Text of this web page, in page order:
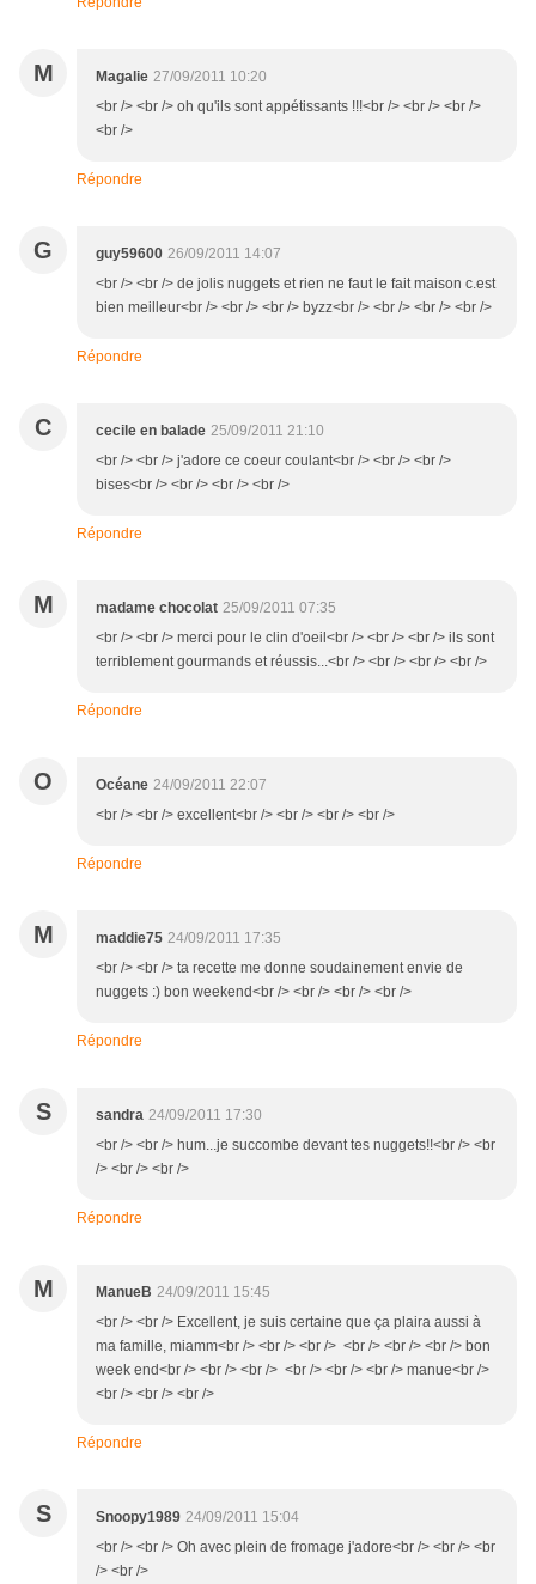
M Magalie 27/09/2011 10:20
<br /> <br /> oh qu'ils sont appétissants !!!<br /> <br /> <br />
<br />
Répondre
G guy59600 26/09/2011 14:07
<br /> <br /> de jolis nuggets et rien ne faut le fait maison c.est
bien meilleur<br /> <br /> <br /> byzz<br /> <br /> <br /> <br />
Répondre
C cecile en balade 25/09/2011 21:10
<br /> <br /> j'adore ce coeur coulant<br /> <br /> <br />
bises<br /> <br /> <br /> <br />
Répondre
M madame chocolat 25/09/2011 07:35
<br /> <br /> merci pour le clin d'oeil<br /> <br /> <br /> ils sont
terriblement gourmands et réussis...<br /> <br /> <br /> <br />
Répondre
O Océane 24/09/2011 22:07
<br /> <br /> excellent<br /> <br /> <br /> <br />
Répondre
M maddie75 24/09/2011 17:35
<br /> <br /> ta recette me donne soudainement envie de
nuggets :) bon weekend<br /> <br /> <br /> <br />
Répondre
S sandra 24/09/2011 17:30
<br /> <br /> hum...je succombe devant tes nuggets!!<br /> <br
/> <br /> <br />
Répondre
M ManueB 24/09/2011 15:45
<br /> <br /> Excellent, je suis certaine que ça plaira aussi à
ma famille, miamm<br /> <br /> <br /> <br /> <br /> <br /> bon
week end<br /> <br /> <br /> <br /> <br /> <br /> manue<br />
<br /> <br /> <br />
Répondre
S Snoopy1989 24/09/2011 15:04
<br /> <br /> Oh avec plein de fromage j'adore<br /> <br /> <br
/> <br />